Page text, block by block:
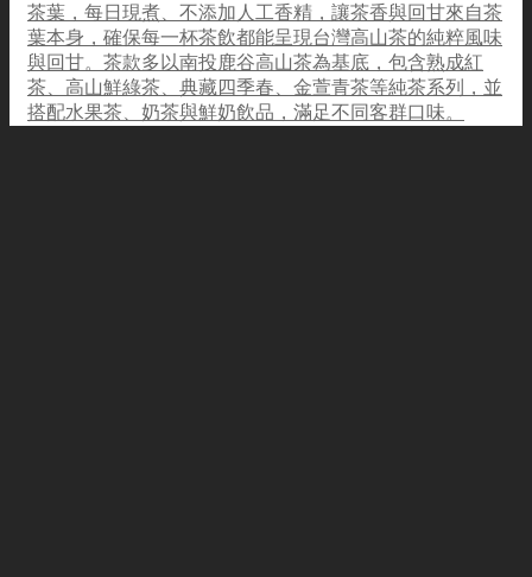
茶葉，每日現煮、不添加人工香精，讓茶香與回甘來自茶
葉本身，確保每一杯茶飲都能呈現台灣高山茶的純粹風味
與回甘。茶款多以南投鹿谷高山茶為基底，包含熟成紅
茶、高山鮮綠茶、典藏四季春、金萱青茶等純茶系列，並
搭配水果茶、奶茶與鮮奶飲品，滿足不同客群口味。